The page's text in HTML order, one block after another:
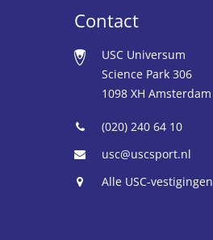
Contact
USC Universum
Science Park 306
1098 XH Amsterdam
(020) 240 64 10
usc@uscsport.nl
Alle USC-vestigingen